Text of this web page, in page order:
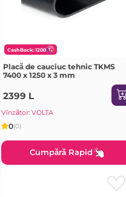
CashBack: 1200
Placă de cauciuc tehnic TKMS
7400 x 1250 x 3 mm
2399 L
Vînzător: VOLTA
0(0)
Cumpără Rapid